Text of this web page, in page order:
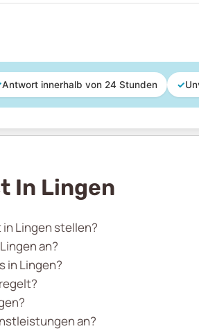
Antwort innerhalb von 24 Stunden ✓
In Lingen
Lingen stellen?
an?
in Lingen?
an?